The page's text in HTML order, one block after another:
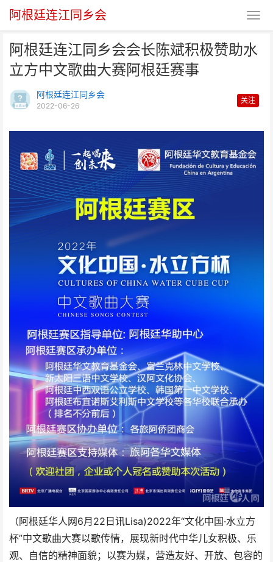
阿根廷连江同乡会
阿根廷连江同乡会会长陈斌积极赞助水
立方中文歌曲大赛阿根廷赛事
阿根廷连江同乡会
2022-06-26
关注
（阿根廷华人网6月22日讯Lisa)2022年“文化中国·水立方
杯”中文歌曲大赛以歌传情，展现新时代中华儿女积极、乐
观、自信的精神面貌；以赛为媒，营造友好、开放、包容的
助水立方中文歌曲大赛阿